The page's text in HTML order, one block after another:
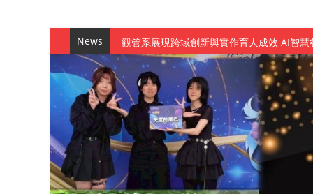
News
觀管系展現跨域創新與實作育人成效 AI智
學務處舉辦「董事長『聊』心室」 上官董
成人之美成就學生夢想 菁英學程陪伴財金
金曲陣容強勢進駐！中國科大原民音樂成果
數媒系《天堂的尾巴》、《礦影》勇奪台灣
師生攜手磨練一個月！觀管系榮獲天籟盃
一銀彭仁主中國科大開講 解密AI時代的金